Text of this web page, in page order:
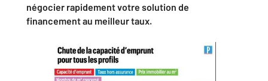
négocier rapidement votre solution de
financement au meilleur taux.